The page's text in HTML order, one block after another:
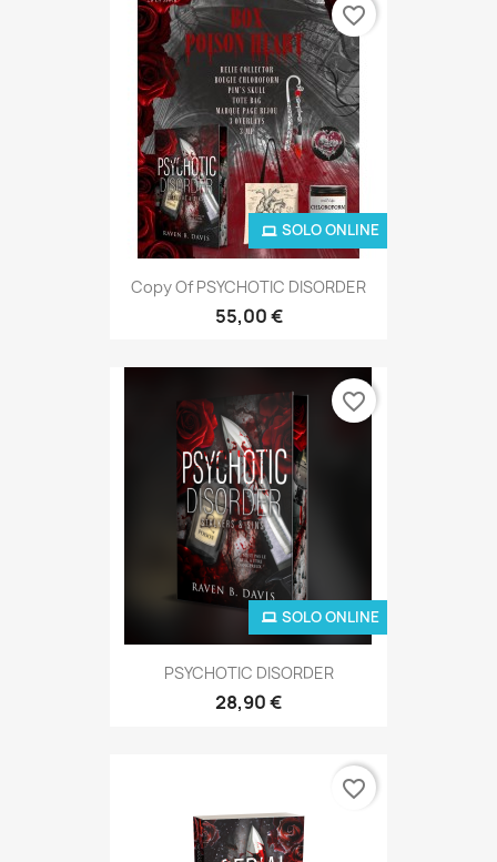
Copy Of PSYCHOTIC DISORDER
55,00 €
SOLO ONLINE
favorite_border
PSYCHOTIC DISORDER
28,90 €
SOLO ONLINE
favorite_border
favorite_border